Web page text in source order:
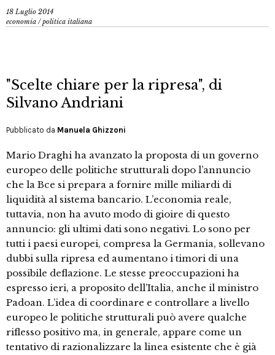
18 Luglio 2014
economia /politica italiana
"Scelte chiare per la ripresa", di
Silvano Andriani
Pubblicato da Manuela Ghizzoni
Mario Draghi ha avanzato la proposta di un governo
europeo delle politiche strutturali dopo l’annuncio
che la Bce si prepara a fornire mille miliardi di
liquidità al sistema bancario. L’economia reale,
tuttavia, non ha avuto modo di gioire di questo
annuncio: gli ultimi dati sono negativi. Lo sono per
tutti i paesi europei, compresa la Germania, sollevano
dubbi sulla ripresa ed aumentano i timori di una
possibile deflazione. Le stesse preoccupazioni ha
espresso ieri, a proposito dell’Italia, anche il ministro
Padoan. L’idea di coordinare e controllare a livello
europeo le politiche strutturali può avere qualche
riflesso positivo ma, in generale, appare come un
tentativo di razionalizzare la linea esistente che è già